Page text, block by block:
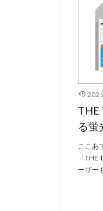
THE
る蛍
ここあ
「
ーザー